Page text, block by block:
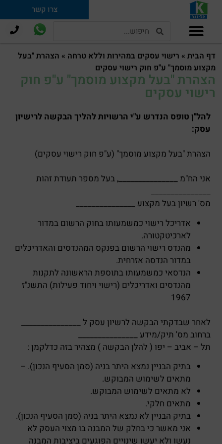
צרו קשר
דף הבית » רישוי עסקים במהירות וללא טרחה » הצהרת "בעל
מקצוע מוסמך" ע"פ חוק רישוי עסקים
הצהרת "בעל מקצוע מוסמך" ע"פ חוק
רישוי עסקים
להל"ן טופס הנדרש ע"י הרשויות להליך הבקשה לרישיון
עסק:
הצהרת "בעל מקצוע מוסמך" (ע"פ חוק רישוי עסקים)
אני הח"מ _______________, בעל מספר תעודת זהות
_______________
מס' רשיון בעל מקצוע _______________
אדריכל רישוי כמשמעותו בחוק הרשום במדור
לארכיטקטורה.
מהנדס רישוי הרשום בפנקס המהנדסים והאדריכלים
במדור הנדסה אזרחית.
הנדסאי כמשמעותו בתוספת הראשונה לתקנות
מהנדסים ואדריכלים (רישוי ויחוד פעילות) התשנ"ז
1967
לאחר שבדקתי הבקשה לרשיון עסק ל _______________
ברחוב מס' תיק/מידע _______________
תל – אביב – יפו ( להלן הבקשה ) מצהיר בזה כדלקמן :
בתיק הבניין נמצא היתר בניה (סמן הסעיף הנכון). –
מתאים לשימוש המבוקש.
לא מתאים לשימוש המבוקש.
מתאים חלקי.
בתיק הבניין לא נמצא היתר בניה (סמן הסעיף הנכון).
אני מאשר כי בחלק של המבנה בו מצוי העסק לא
נעשו ולא יעשו שינויים הפוגעים ביציבות המבנה